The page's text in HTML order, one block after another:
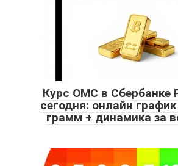
Курс ОМС в Сбербанке
сегодня: онлайн
грамм + динамика за